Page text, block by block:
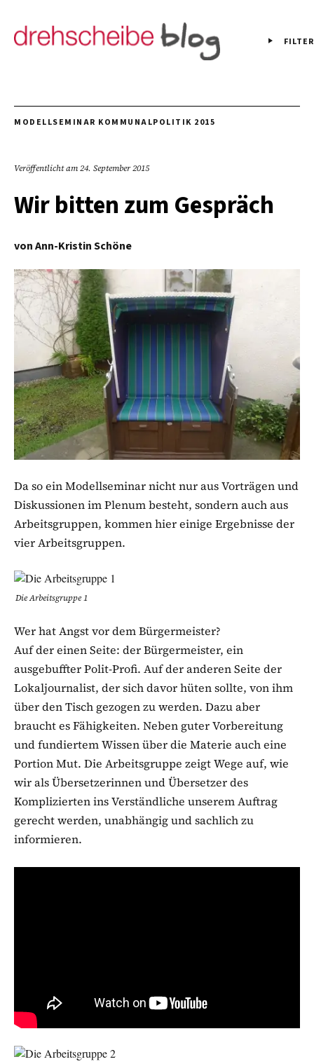
FILTER
MODELLSEMINAR KOMMUNALPOLITIK 2015
Veröffentlicht am24. September 2015
Wir bitten zum Gespräch
vonAnn-Kristin Schöne
Da so ein Modellseminar nicht nur aus Vorträgen und
Diskussionen im Plenum besteht, sondern auch aus
Arbeitsgruppen, kommen hier einige Ergebnisse der
vier Arbeitsgruppen.
Die Arbeitsgruppe 1
Wer hat Angst vor dem Bürgermeister?
Auf der einen Seite: der Bürgermeister, ein
ausgebuffter Polit-Profi. Auf der anderen Seite der
Lokaljournalist, der sich davor hüten sollte, von ihm
über den Tisch gezogen zu werden. Dazu aber
braucht es Fähigkeiten. Neben guter Vorbereitung
und fundiertem Wissen über die Materie auch eine
Portion Mut. Die Arbeitsgruppe zeigt Wege auf, wie
wir als Übersetzerinnen und Übersetzer des
Komplizierten ins Verständliche unserem Auftrag
gerecht werden, unabhängig und sachlich zu
informieren.